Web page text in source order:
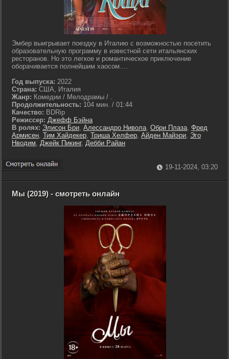
Эмбер выигрывает поездку в Италию с возможностью посетить
образовательную программу в известной сети итальянских
ресторанов. Но это легкое и романтическое приключение
оборачивается полнейшим хаосом....
Год выпуска: 2022
Страна: США, Италия
Жанр: Комедии / Мелодрамы / .
Продолжительность: 104 мин. / 01:44
Качество: BDRip
Режиссер: Джефф Бэйна
В ролях: Элисон Бри, Алессандро Нивола, Обри Плаза, Фред
Армисен, Тим Хайдекер, Триша Хелфер, Айден Майэри, Эго
Нводим, Джейк Пикинг, Дебби Райан
19-11-2024, 03:20
Мы (2019) - смотреть онлайн